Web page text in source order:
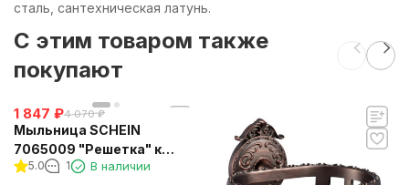
сталь, сантехническая латунь.
C этим товаром также
покупают
1 847 ₽4 070 ₽
Мыльница SCHEIN
7065009 "Решетка" к
стене
5.0 1 В наличии